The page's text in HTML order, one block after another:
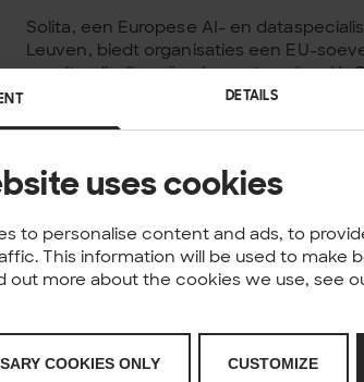
DETAILS
uses cookies
to personalise content and ads, to
This information will be used to
out more about the cookies we use, see
COOKIES ONLY CUSTOMIZE
Solita, een Europese AI- en
Leuven, biedt organisaties een EU-
wordt volledig geïmplementeerd op
Solita verwerft ISO
kwaliteits- en
wereldniveau
Audit-instantie Kiwa heeft Solita, een
transformatie met kantoren in Gent
Published: 17.12.2025
NEWS